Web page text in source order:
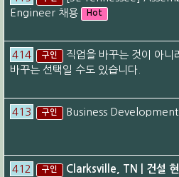
Engineer 채용
Hot
414 구인
직업을 바꾸는 것이 아니
바꾸는 선택일 수도 있습니다.
413 구인 Business
412 구인
Clarksville, TN | 건설